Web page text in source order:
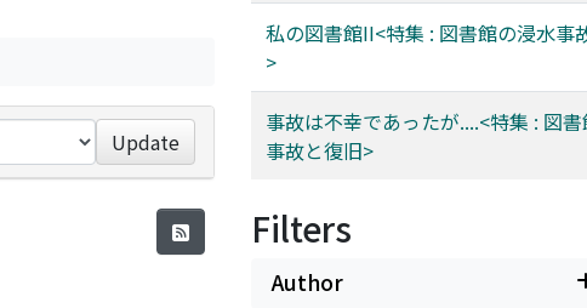
Update
私の図書館II<特集 : 図書館の浸水事
>
事故は不幸であったが....<特集 : 図
事故と復旧>
Filters
Author